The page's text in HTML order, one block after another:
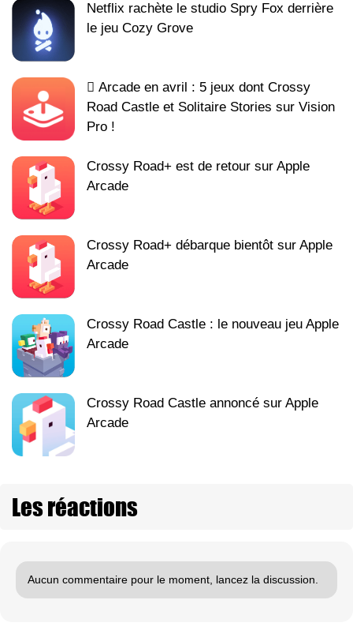
Netflix rachète le studio Spry Fox derrière
le jeu Cozy Grove
 Arcade en avril : 5 jeux dont Crossy
Road Castle et Solitaire Stories sur Vision
Pro !
Crossy Road+ est de retour sur Apple
Arcade
Crossy Road+ débarque bientôt sur Apple
Arcade
Crossy Road Castle : le nouveau jeu Apple
Arcade
Crossy Road Castle annoncé sur Apple
Arcade
Les réactions
Aucun commentaire pour le moment, lancez la discussion.